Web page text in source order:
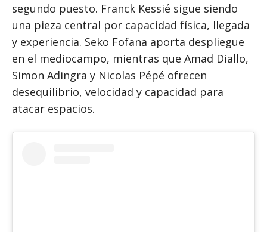
segundo puesto. Franck Kessié sigue siendo
una pieza central por capacidad física, llegada
y experiencia. Seko Fofana aporta despliegue
en el mediocampo, mientras que Amad Diallo,
Simon Adingra y Nicolas Pépé ofrecen
desequilibrio, velocidad y capacidad para
atacar espacios.